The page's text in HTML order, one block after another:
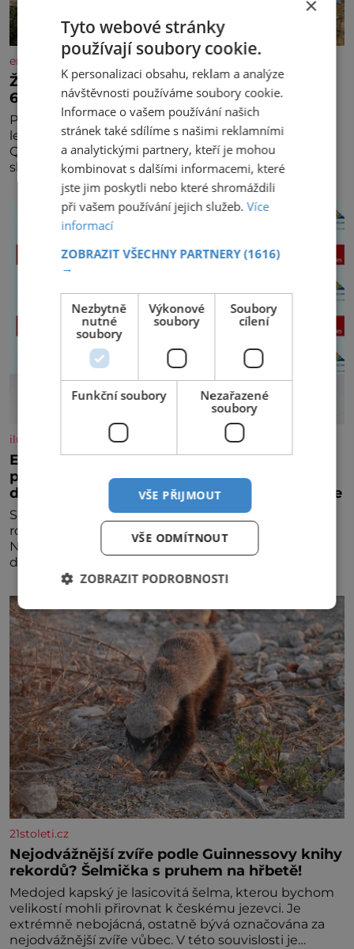
enigmaplus.cz
Železný zázrak z Indie: Proč tento sloup už 1
600 let nezná rez?
Představa, že železo musí na dešti během několika
let zrezivět, bere v Dillí za své. Uprostřed komplexu
Qutb stojí více než sedm metrů vysoký železný
sloup, který už přibližně 1 600 let odolává počasí
iluxus.cz
Emirates a South African Airways rozšiřují
partnerství. Cestujícím nově zpřístupní
dalších devět destinací v jižní a střední Africe
Společnosti Emirates a South African Airways (SAA)
rozšiřují svou dlouholetou codesharovou spolupráci.
Nová reciproční dohoda zpřístupní cestujícím devět
dalších destinací v jižní a střední Africe a u
21stoleti.cz
Nejodvážnější zvíře podle Guinnessovy knihy
rekordů? Šelmička s pruhem na hřbetě!
Medojed kapský je lasicovitá šelma, kterou bychom
velikostí mohli přirovnat k českému jezevci. Je
extrémně nebojácná, ostatně bývá označována za
nejodvážnější zvíře vůbec. V této souvislosti je
×
Tyto webové stránky
používají soubory cookie.
K personalizaci obsahu, reklam a analýze
návštěvnosti používáme soubory cookie.
Informace o vašem používání našich
stránek také sdílíme s našimi reklamními
a analytickými partnery, kteří je mohou
kombinovat s dalšími informacemi, které
jste jim poskytli nebo které shromáždili
při vašem používání jejich služeb.Více
informací
ZOBRAZIT VŠECHNY PARTNERY(1616)
→
Nezbytně
nutné
soubory
Výkonové
soubory
Soubory
cílení
Funkční soubory
Nezařazené
soubory
VŠE PŘIJMOUT
VŠE ODMÍTNOUT
ZOBRAZIT PODROBNOSTI